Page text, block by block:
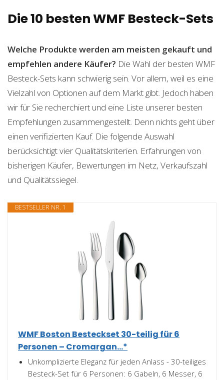
Die 10 besten WMF Besteck-Sets
Welche Produkte werden am meisten gekauft und
empfehlen andere Käufer? Die Wahl der besten WMF
Besteck-Sets kann schwierig sein. Vor allem, weil es eine
Vielzahl von Optionen auf dem Markt gibt. Jedoch haben
wir für Sie recherchiert und eine Liste unserer besten
Empfehlungen zusammengestellt. Denn nichts geht über
einen verifizierten Kauf. Die folgende Auswahl
berücksichtigt vier Qualitätskriterien. Erfahrungen von
bisherigen Käufer, Bewertungen im Netz, Verkaufszahl
und Qualitätssiegel.
BESTSELLER NR. 1
WMF Boston Besteckset 30-teilig für 6
Personen – Cromargan...*
Unkomplizierte Eleganz für jeden Anlass - 30-teiliges
Besteck-Set für 6 Personen: 6 Gabeln, 6 Messer, 6